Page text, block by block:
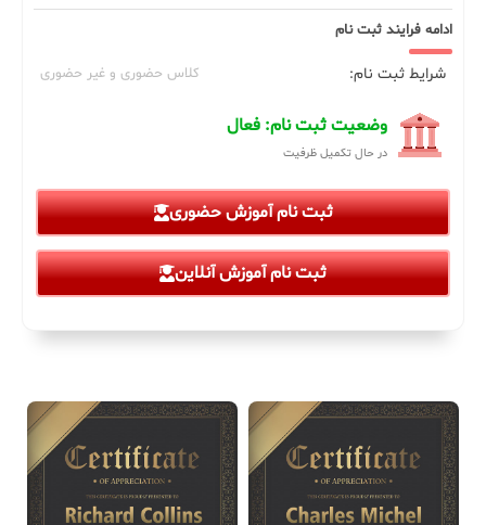
ادامه فرایند ثبت نام
شرایط ثبت نام: کلاس حضوری و غیر حضوری
وضعیت ثبت نام: فعال
در حال تکمیل ظرفیت
ثبت نام آموزش حضوری
ثبت نام آموزش آنلاین